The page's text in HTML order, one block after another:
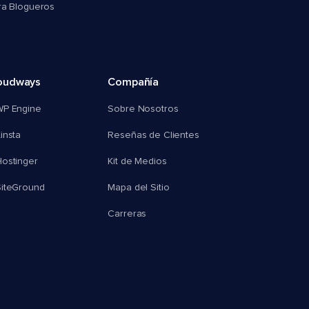
Blogueros
Engine
Compañía
Sobre Nosotros
Reseñas de Clientes
Kit de Medios
Mapa del Sitio
Carreras